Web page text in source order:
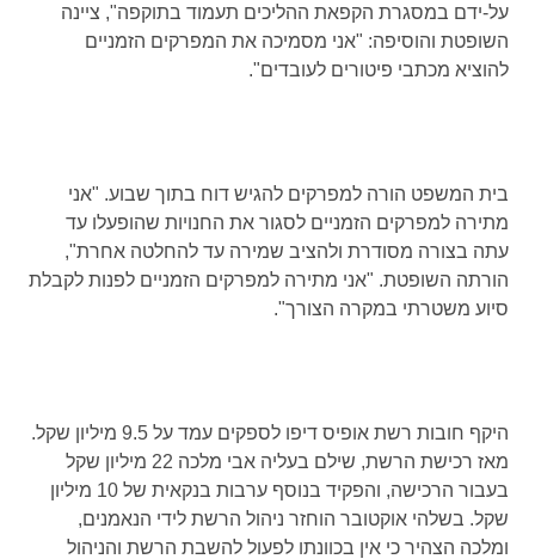
על-ידם במסגרת הקפאת ההליכים תעמוד בתוקפה", ציינה
השופטת והוסיפה: "אני מסמיכה את המפרקים הזמניים
להוציא מכתבי פיטורים לעובדים".
בית המשפט הורה למפרקים להגיש דוח בתוך שבוע. "אני
מתירה למפרקים הזמניים לסגור את החנויות שהופעלו עד
עתה בצורה מסודרת ולהציב שמירה עד להחלטה אחרת",
הורתה השופטת. "אני מתירה למפרקים הזמניים לפנות לקבלת
סיוע משטרתי במקרה הצורך".
היקף חובות רשת אופיס דיפו לספקים עמד על 9.5 מיליון שקל.
מאז רכישת הרשת, שילם בעליה אבי מלכה 22 מיליון שקל
בעבור הרכישה, והפקיד בנוסף ערבות בנקאית של 10 מיליון
שקל. בשלהי אוקטובר הוחזר ניהול הרשת לידי הנאמנים,
ומלכה הצהיר כי אין בכוונתו לפעול להשבת הרשת והניהול